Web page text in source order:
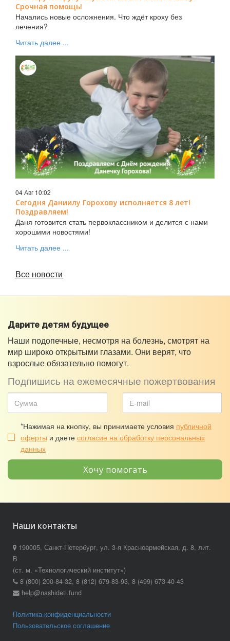
Срочная помощь!
Начались новые осложнения. Что ждёт кроху без
лечения?
Читать далее ...
04 Авг 10:02
Сегодня Даниилу Горохову исполняется 8 лет!
Поздравляем!
Даня готовится стать первоклассником и делится с нами
хорошими новостями!
Читать далее ...
Все новости
Дарите детям будущее
Наши подопечные, несмотря на болезнь, смотрят на
мир широко открытыми глазами. Они верят, что
взрослые обязательно помогут.
Подпишись на ежемесячные пожертвования
*Нажимая на кнопку, вы принимаете условия публичной
оферты и даете согласие на обработку персональных
данных
Хочу помогать
Наши контакты
190005, Санкт-Петербург, ул. 3-я Красноармейская, д. 8, лит.
В
(ст. м. «Технологический институт»)
8 (800) 200-84-32, 8 (812) 679-83-93, 8 (499) 673-40-43
help@nashideti.fund
Политика конфиденциальности
Пользовательское соглашение